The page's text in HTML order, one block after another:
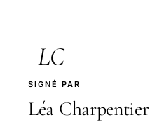
LC
SIGNÉ PAR
Léa Charpentier